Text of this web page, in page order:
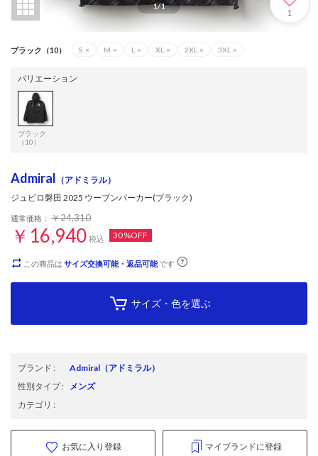
1/1
1
ブラック（10） S × M × L × XL × 2XL × 3XL ×
バリエーション
ブラック
（10）
Admiral （アドミラル）
ジュビロ磐田 2025 ウーブンパーカー(ブラック)
通常価格： ￥24,310
￥16,940 税込 30%OFF
この商品は サイズ交換可能・返品可能です
サイズ・色を選ぶ
ブランド : Admiral （アドミラル）
性別タイプ: メンズ
カテゴリ :
お気に入り登録 マイブランドに登録